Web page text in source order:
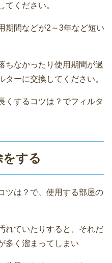
てください。
期間などが2～3年など短い
ちなかったり使用期間が過
ターに交換してください。
くするコツは？でフィルタ
する
ツは？で、使用する部屋の
れていたりすると、それだ
多く溜まってしまい